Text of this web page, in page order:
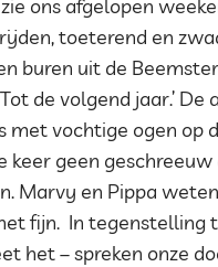
ons afgelopen
toeterend en
buren uit de
de volgend jaar.’ De
met vochtige ogen op
keer geen
Marvy en Pippa
fijn. In tegenstelling
het – spreken onze